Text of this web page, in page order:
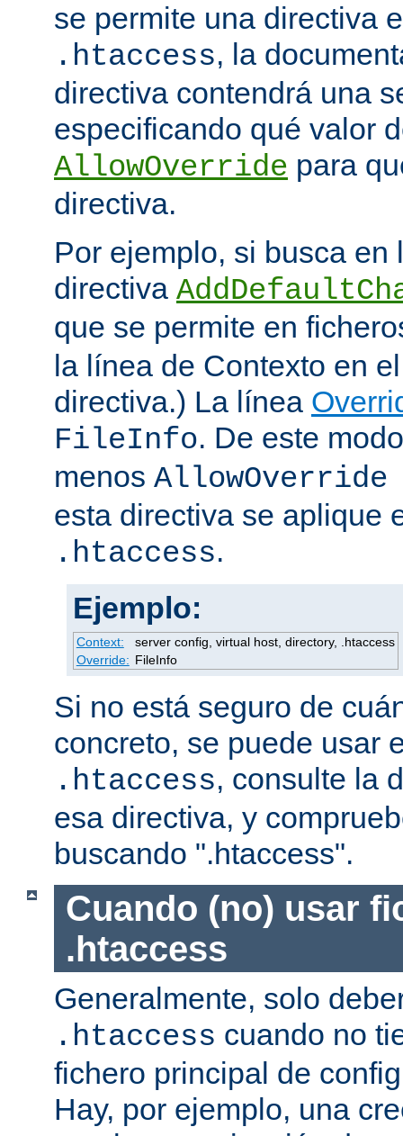
se permite una directiva
.htaccess, la
directiva contendrá una
especificando qué valor
AllowOverride para
directiva.
Por ejemplo, si busca en
directiva
que se permite en
la línea de Contexto en
directiva.) La línea
FileInfo. De este
menos
esta directiva se aplique
.htaccess.
Ejemplo:
Context:
server config, virtual host, directory, .htaccess
Override: FileInfo
Si no está seguro de
concreto, se puede usar
.htaccess, consulte la
esa directiva, y
buscando ".htaccess".
Cuando (no) usar
.htaccess
Generalmente, solo
.htaccess cuando no
fichero principal de
Hay, por ejemplo, una